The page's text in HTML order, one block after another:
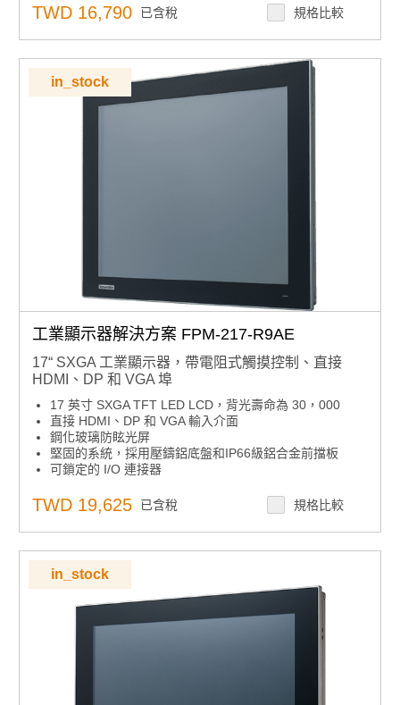
可靠的玻璃表面和 P-CAP 觸控屏幕
堅固的系統，具有壓鑄鋁機箱和 IP66 等級的鋁合金前面
板
可鎖定的 I/O 連接器
TWD 16,790 已含稅 規格比較
in_stock
工業顯示器解決方案 FPM-217-R9AE
17“ SXGA 工業顯示器，帶電阻式觸摸控制、直接
HDMI、DP 和 VGA 埠
17 英寸 SXGA TFT LED LCD，背光壽命為 30，000
直接 HDMI、DP 和 VGA 輸入介面
鋼化玻璃防眩光屏
堅固的系統，採用壓鑄鋁底盤和IP66級鋁合金前擋板
可鎖定的 I/O 連接器
支援各種安裝選項：面板、桌面和 VESA 臂
支援 12V 直流和 24V 直流
TWD 19,625 已含稅 規格比較
in_stock